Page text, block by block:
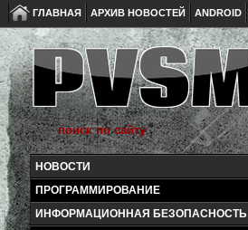
ГЛАВНАЯ АРХИВ НОВОСТЕЙ ANDROID
НОВОСТИ
ПРОГРАММИРОВАНИЕ
ИНФОРМАЦИОННАЯ БЕЗОПАСНОСТЬ